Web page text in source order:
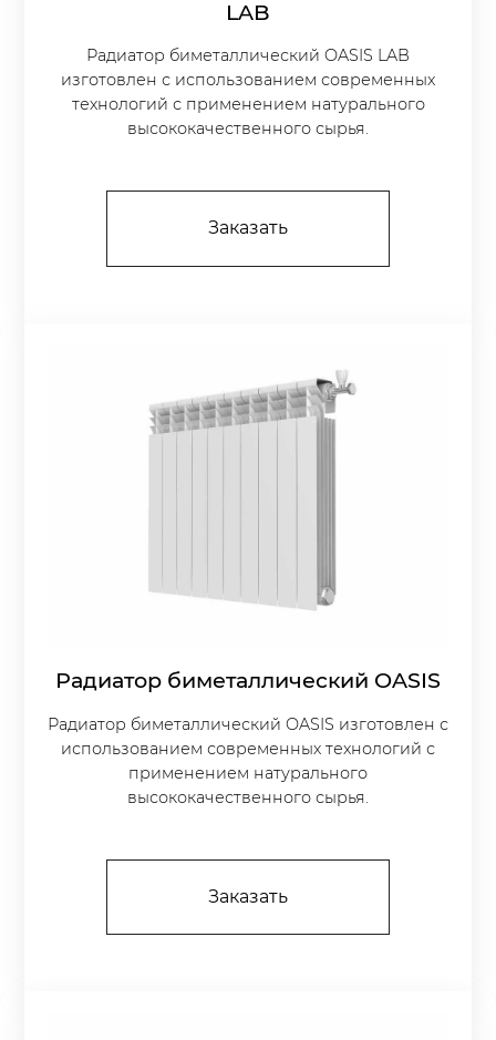
LAB
Радиатор биметаллический OASIS LAB
изготовлен с использованием современных
технологий с применением натурального
высококачественного сырья.
Заказать
Радиатор биметаллический OASIS
Радиатор биметаллический OASIS изготовлен с
использованием современных технологий с
применением натурального
высококачественного сырья.
Заказать